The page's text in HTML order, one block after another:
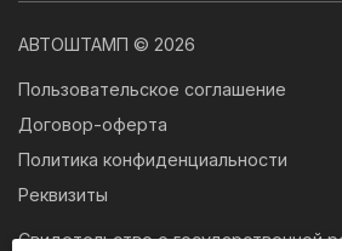
АВТОШТАМП © 2026
Пользовательское соглашение
Договор-оферта
Политика конфиденциальности
Реквизиты
Свидетельство о государственной